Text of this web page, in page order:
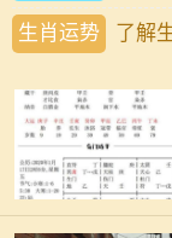
生肖运势 了解